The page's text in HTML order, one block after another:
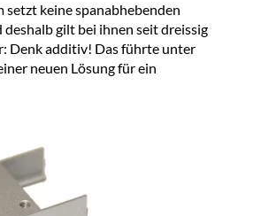
setzt keine spanabhebenden
deshalb gilt bei ihnen seit dreissig
Denk additiv! Das führte unter
neuen Lösung für ein